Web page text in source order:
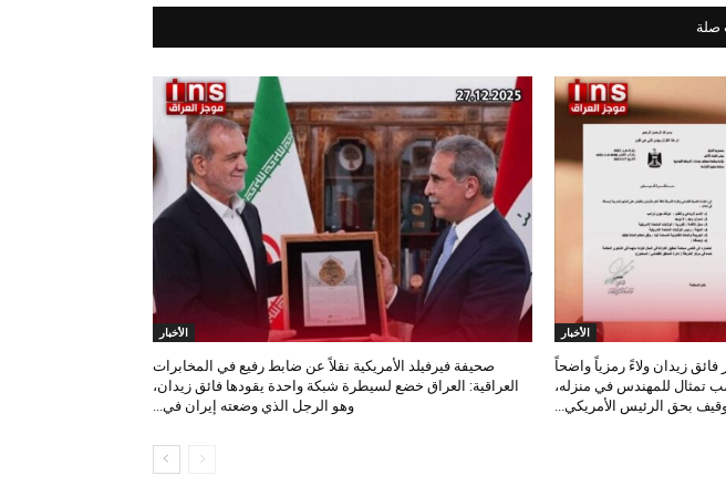
صلة
الأخبار
فائق زيدان ولاءً رمزياً واضحاً
تمثال للمهندس في منزله،
بحق الرئيس الأمريكي...
الأخبار
صحيفة فيرفيلد الأمريكية نقلاً عن ضابط رفيع في المخابرات
العراقية: العراق خضع لسيطرة شبكة واحدة يقودها فائق زيدان،
وهو الرجل الذي وضعته إيران في...